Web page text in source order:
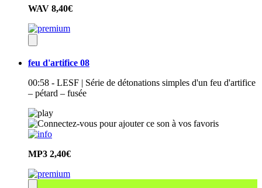
WAV 8,40€
feu d'artifice 08
00:58 - LESF | Série de détonations simples d'un feu d'artifice
– pétard – fusée
MP3 2,40€